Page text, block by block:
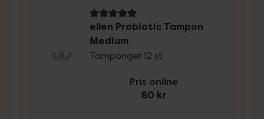
5 av 5 i omdöme
ellen Probiotic Tampon
Medium
Tamponger 12 st
Pris online
80 kr